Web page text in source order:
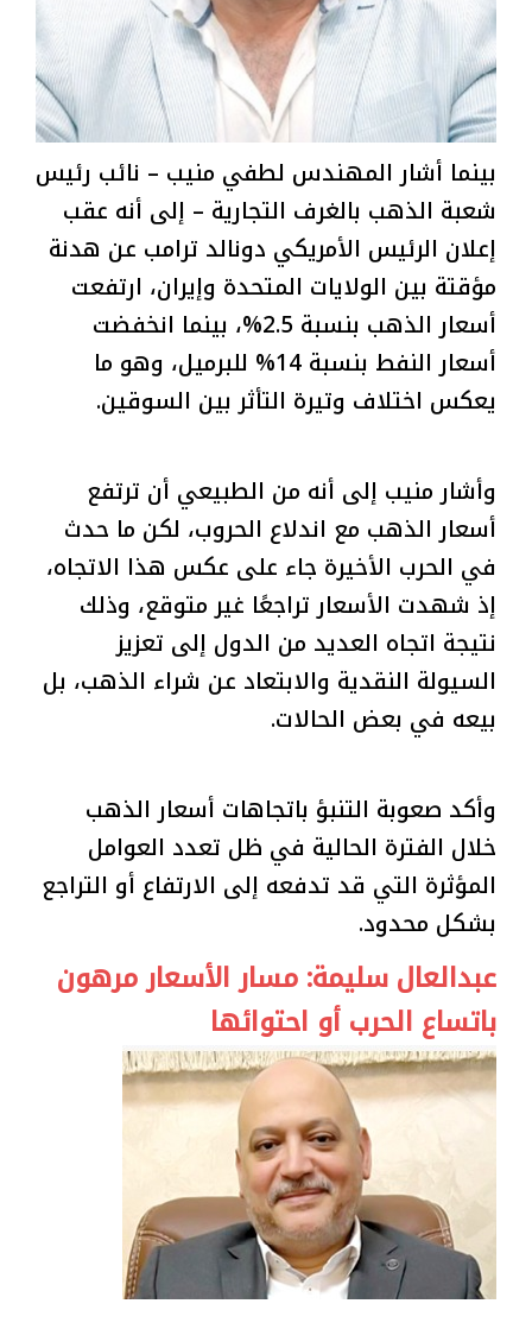
بينما أشار المهندس لطفي منيب – نائب رئيس
شعبة الذهب بالغرف التجارية – إلى أنه عقب
إعلان الرئيس الأمريكي دونالد ترامب عن هدنة
مؤقتة بين الولايات المتحدة وإيران، ارتفعت
أسعار الذهب بنسبة 2.5%، بينما انخفضت
أسعار النفط بنسبة 14% للبرميل، وهو ما
يعكس اختلاف وتيرة التأثر بين السوقين.
وأشار منيب إلى أنه من الطبيعي أن ترتفع
أسعار الذهب مع اندلاع الحروب، لكن ما حدث
في الحرب الأخيرة جاء على عكس هذا الاتجاه،
إذ شهدت الأسعار تراجعًا غير متوقع، وذلك
نتيجة اتجاه العديد من الدول إلى تعزيز
السيولة النقدية والابتعاد عن شراء الذهب، بل
بيعه في بعض الحالات.
وأكد صعوبة التنبؤ باتجاهات أسعار الذهب
خلال الفترة الحالية في ظل تعدد العوامل
المؤثرة التي قد تدفعه إلى الارتفاع أو التراجع
بشكل محدود.
عبدالعال سليمة: مسار الأسعار مرهون
باتساع الحرب أو احتوائها